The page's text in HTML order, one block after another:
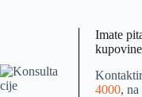
Imate
4000,